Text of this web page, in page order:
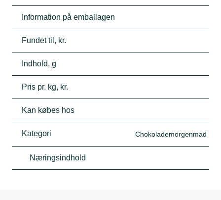
Information på emballagen
Fundet til, kr.
Indhold, g
Pris pr. kg, kr.
Kan købes hos
Kategori Chokolademorgenmad
Næringsindhold